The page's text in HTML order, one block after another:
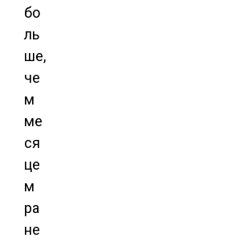
бо
ль
ше,
че
м
ме
ся
це
м
ра
не